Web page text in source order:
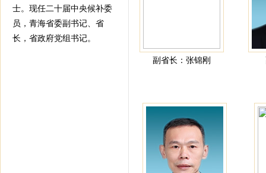
士。现任二十届中央候补委
员，青海省委副书记、省
长，省政府党组书记。
副省长：张锦刚